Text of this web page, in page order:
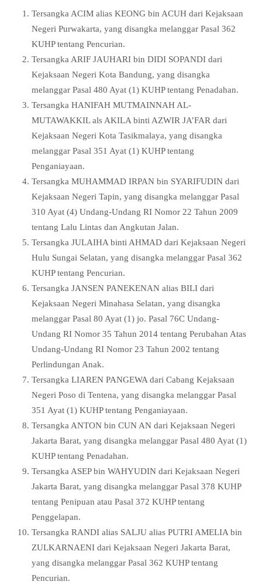
Tersangka ACIM alias KEONG bin ACUH dari Kejaksaan
Negeri Purwakarta, yang disangka melanggar Pasal 362
KUHP tentang Pencurian.
Tersangka ARIF JAUHARI bin DIDI SOPANDI dari
Kejaksaan Negeri Kota Bandung, yang disangka
melanggar Pasal 480 Ayat (1) KUHP tentang Penadahan.
Tersangka HANIFAH MUTMAINNAH AL-
MUTAWAKKIL als AKILA binti AZWIR JA’FAR dari
Kejaksaan Negeri Kota Tasikmalaya, yang disangka
melanggar Pasal 351 Ayat (1) KUHP tentang
Penganiayaan.
Tersangka MUHAMMAD IRPAN bin SYARIFUDIN dari
Kejaksaan Negeri Tapin, yang disangka melanggar Pasal
310 Ayat (4) Undang-Undang RI Nomor 22 Tahun 2009
tentang Lalu Lintas dan Angkutan Jalan.
Tersangka JULAIHA binti AHMAD dari Kejaksaan Negeri
Hulu Sungai Selatan, yang disangka melanggar Pasal 362
KUHP tentang Pencurian.
Tersangka JANSEN PANEKENAN alias BILI dari
Kejaksaan Negeri Minahasa Selatan, yang disangka
melanggar Pasal 80 Ayat (1) jo. Pasal 76C Undang-
Undang RI Nomor 35 Tahun 2014 tentang Perubahan Atas
Undang-Undang RI Nomor 23 Tahun 2002 tentang
Perlindungan Anak.
Tersangka LIAREN PANGEWA dari Cabang Kejaksaan
Negeri Poso di Tentena, yang disangka melanggar Pasal
351 Ayat (1) KUHP tentang Penganiayaan.
Tersangka ANTON bin CUN AN dari Kejaksaan Negeri
Jakarta Barat, yang disangka melanggar Pasal 480 Ayat (1)
KUHP tentang Penadahan.
Tersangka ASEP bin WAHYUDIN dari Kejaksaan Negeri
Jakarta Barat, yang disangka melanggar Pasal 378 KUHP
tentang Penipuan atau Pasal 372 KUHP tentang
Penggelapan.
Tersangka RANDI alias SALJU alias PUTRI AMELIA bin
ZULKARNAENI dari Kejaksaan Negeri Jakarta Barat,
yang disangka melanggar Pasal 362 KUHP tentang
Pencurian.